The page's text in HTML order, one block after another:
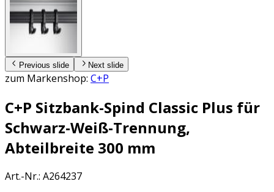
Previous slide Next slide
zum Markenshop: C+P
C+P Sitzbank-Spind Classic Plus für
Schwarz-Weiß-Trennung,
Abteilbreite 300 mm
Art.-Nr.: A264237